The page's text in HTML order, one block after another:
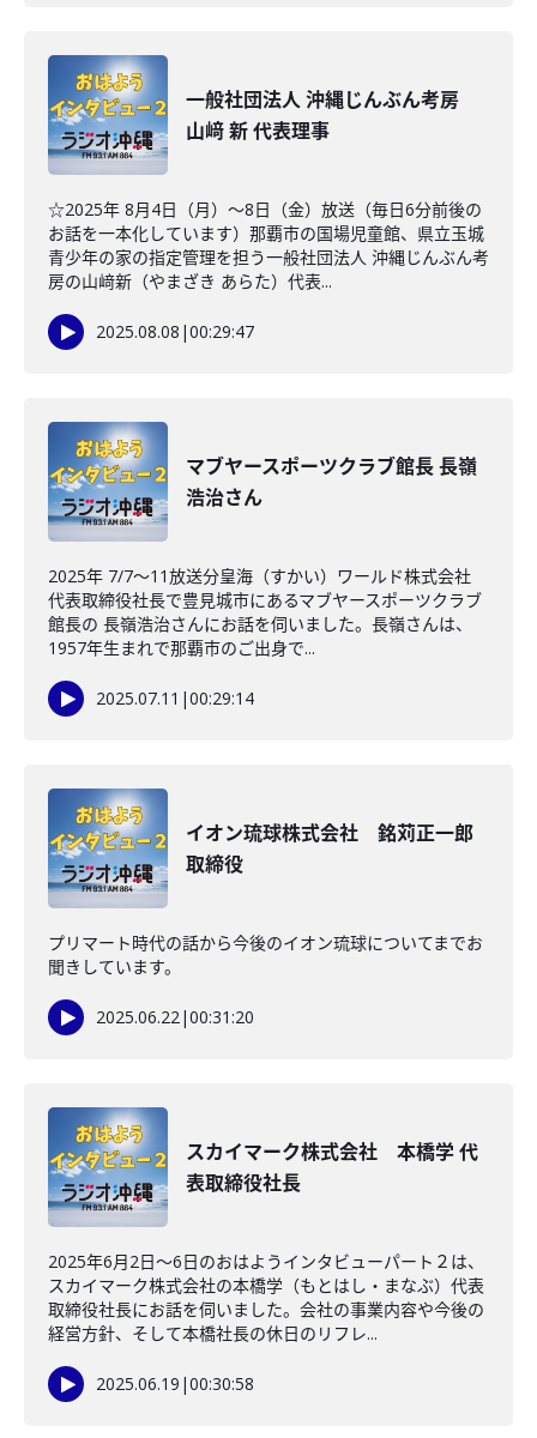
一般社団法人 沖縄じんぶん考房
山﨑 新 代表理事
☆2025年 8月4日（月）～8日（金）放送（毎日6分前後の
お話を一本化しています）那覇市の国場児童館、県立玉城
青少年の家の指定管理を担う一般社団法人 沖縄じんぶん考
房の山﨑新（やまざき あらた）代表...
2025.08.08 |00:29:47
マブヤースポーツクラブ館長 長嶺
浩治さん
2025年 7/7～11放送分皇海（すかい）ワールド株式会社
代表取締役社長で豊見城市にあるマブヤースポーツクラブ
館長の 長嶺浩治さんにお話を伺いました。長嶺さんは、
1957年生まれで那覇市のご出身で...
2025.07.11 |00:29:14
イオン琉球株式会社 銘苅正一郎
取締役
プリマート時代の話から今後のイオン琉球についてまでお
聞きしています。
2025.06.22|00:31:20
スカイマーク株式会社 本橋学 代
表取締役社長
2025年6月2日～6日のおはようインタビューパート２は、
スカイマーク株式会社の本橋学（もとはし・まなぶ）代表
取締役社長にお話を伺いました。会社の事業内容や今後の
経営方針、そして本橋社長の休日のリフレ...
2025.06.19 |00:30:58